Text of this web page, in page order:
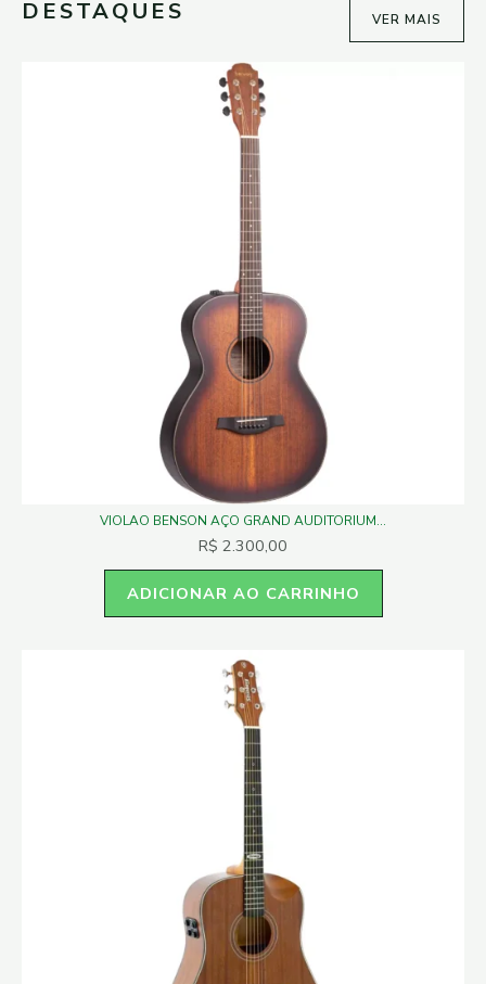
DESTAQUES VER MAIS
VIOLAO BENSON AÇO GRAND AUDITORIUM...
R$ 2.300,00
ADICIONAR AO CARRINHO